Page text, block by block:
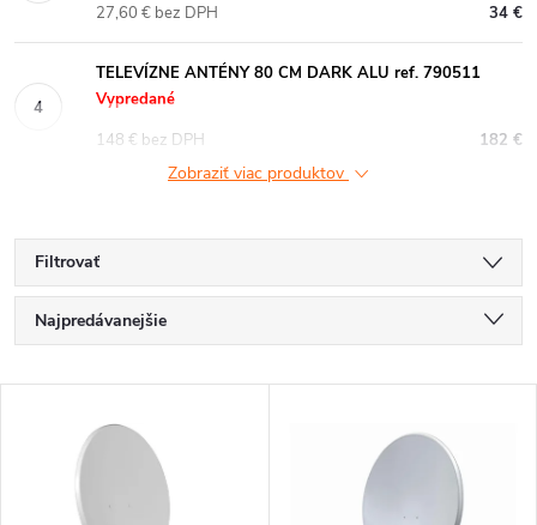
34 €
27,60 € bez DPH
TELEVÍZNE ANTÉNY 80 CM DARK ALU ref. 790511
Vypredané
182 €
148 € bez DPH
Zobraziť viac produktov
Filtrovať
R
a
Najpredávanejšie
Abecedne